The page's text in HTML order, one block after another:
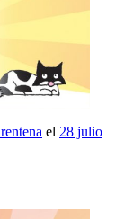
el 28 julio